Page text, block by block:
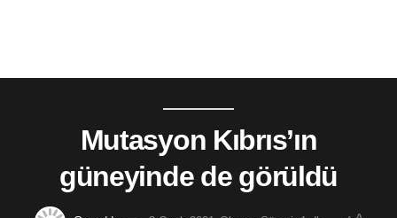
Mutasyon Kıbrıs’ın
güneyinde de görüldü